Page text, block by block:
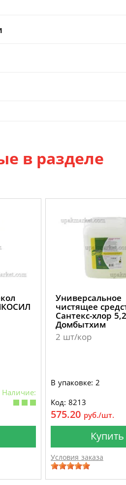
в разделе
Наличие:
Универсальное
чистящее
Сантекс-хлор
Домбытхим
2 шт/кор
В упаковке: 2
Код: 8213
575.20 руб./шт.
Купить
Условия заказа